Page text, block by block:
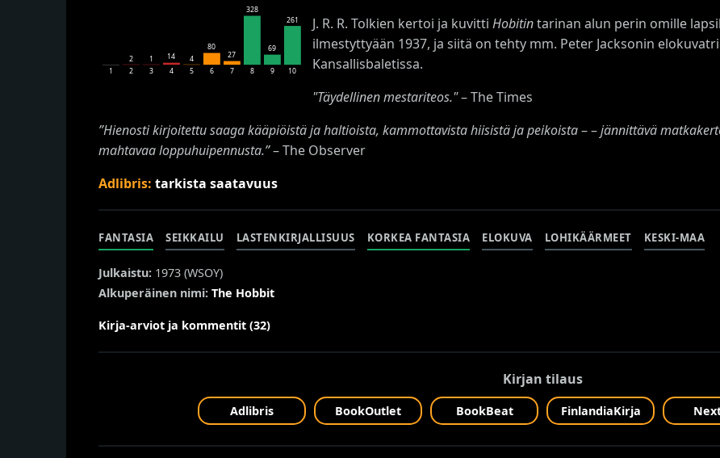
1
2
2
1
3
14
4
4
5
80
6
27
7
328
8
69
9
261
10
J. R. R. Tolkien kertoi ja kuvitti Hobitintarinan alun perin omille
ilmestyttyään 1937, ja siitä on tehty mm. Peter Jacksonin
Kansallisbaletissa.
"Täydellinen mestariteos."– The Times
”Hienosti kirjoitettu saaga kääpiöistä ja haltioista, kammottavista hiisistä ja peikoista– –jännittävä
mahtavaa loppuhuipennusta.”– The Observer
Adlibris: tarkista saatavuus
FANTASIA SEIKKAILU LASTENKIRJALLISUUS KORKEA FANTASIA ELOKUVA LOHIKÄÄRMEET KESKI-MAA
Julkaistu: 1973 (WSOY)
Alkuperäinen nimi: The Hobbit
Kirja-arviot ja kommentit (32)
Kirjan tilaus
Adlibris BookOutlet BookBeat FinlandiaKirja